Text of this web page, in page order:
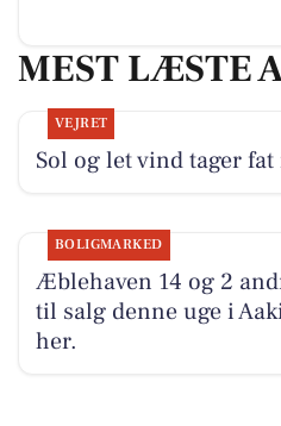
MEST LÆSTE
VEJRET
Sol og let vind tager fat
BOLIGMARKED
Æblehaven 14 og 2
til salg denne uge i
her.